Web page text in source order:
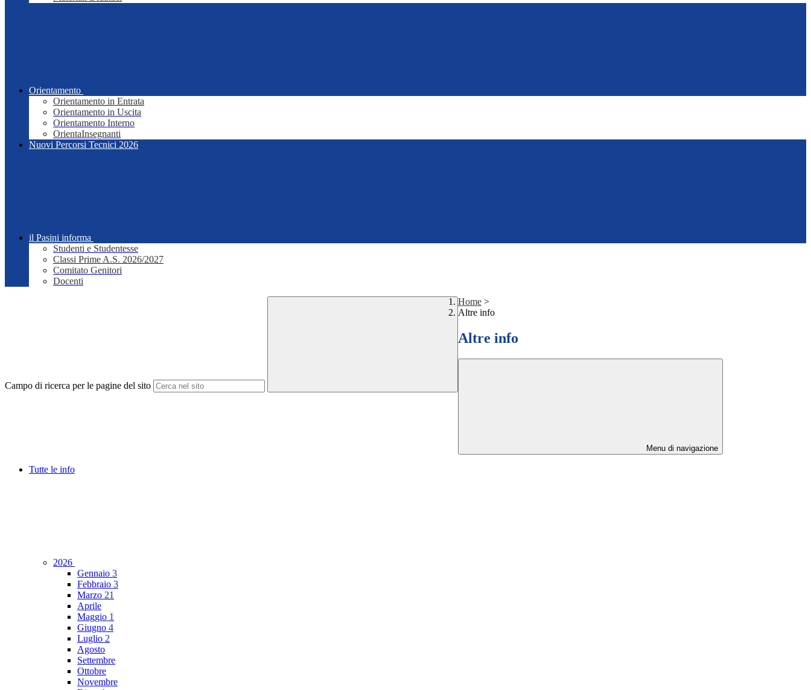
Orientamento
Orientamento in Entrata
Orientamento in Uscita
Orientamento Interno
OrientaInsegnanti
Nuovi Percorsi Tecnici 2026
il Pasini informa
Studenti e Studentesse
Classi Prime A.S. 2026/2027
Comitato Genitori
Docenti
Campo di ricerca per le pagine del sito
Home >
Altre info
Altre info
Menu di navigazione
Tutte le info
2026
Gennaio 3
Febbraio 3
Marzo 21
Aprile
Maggio 1
Giugno 4
Luglio 2
Agosto
Settembre
Ottobre
Novembre